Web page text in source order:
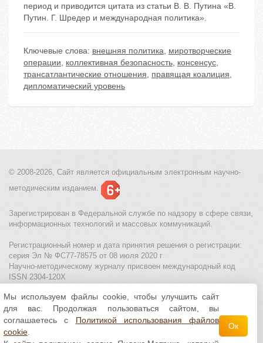
период и приводится цитата из статьи В. В. Путина «В.
Путин. Г. Шредер и международная политика».
Ключевые слова: внешняя политика, миротворческие
операции, коллективная безопасность, консенсус,
трансатлантические отношения, правящая коалиция,
дипломатический уровень
© 2008-2026, Сайт является официальным электронным научно-
методическим изданием.
Зарегистрирован в Федеральной службе по надзору в сфере связи,
информационных технологий и массовых коммуникаций.
Регистрационный номер и дата принятия решения о регистрации:
серия Эл № ФС77-78575 от 08 июля 2020 г
Научно-методическому журналу присвоен международный код
ISSN 2304-120X
МЦИТО|Школьные олимпиады и онлайн конкурсы для детей
Политика использования файлов cookie| Политика обработки и
защиты персональных данных
Все материалы доступны полицензии Creative
Мы используем файлы cookie, чтобы улучшить сайт
для вас. Продолжая пользоваться сайтом, вы
соглашаетесь с Политикой использования файлов
cookie
Ок